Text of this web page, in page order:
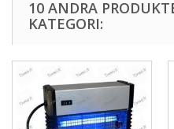
10 ANDRA
KATEGORI: